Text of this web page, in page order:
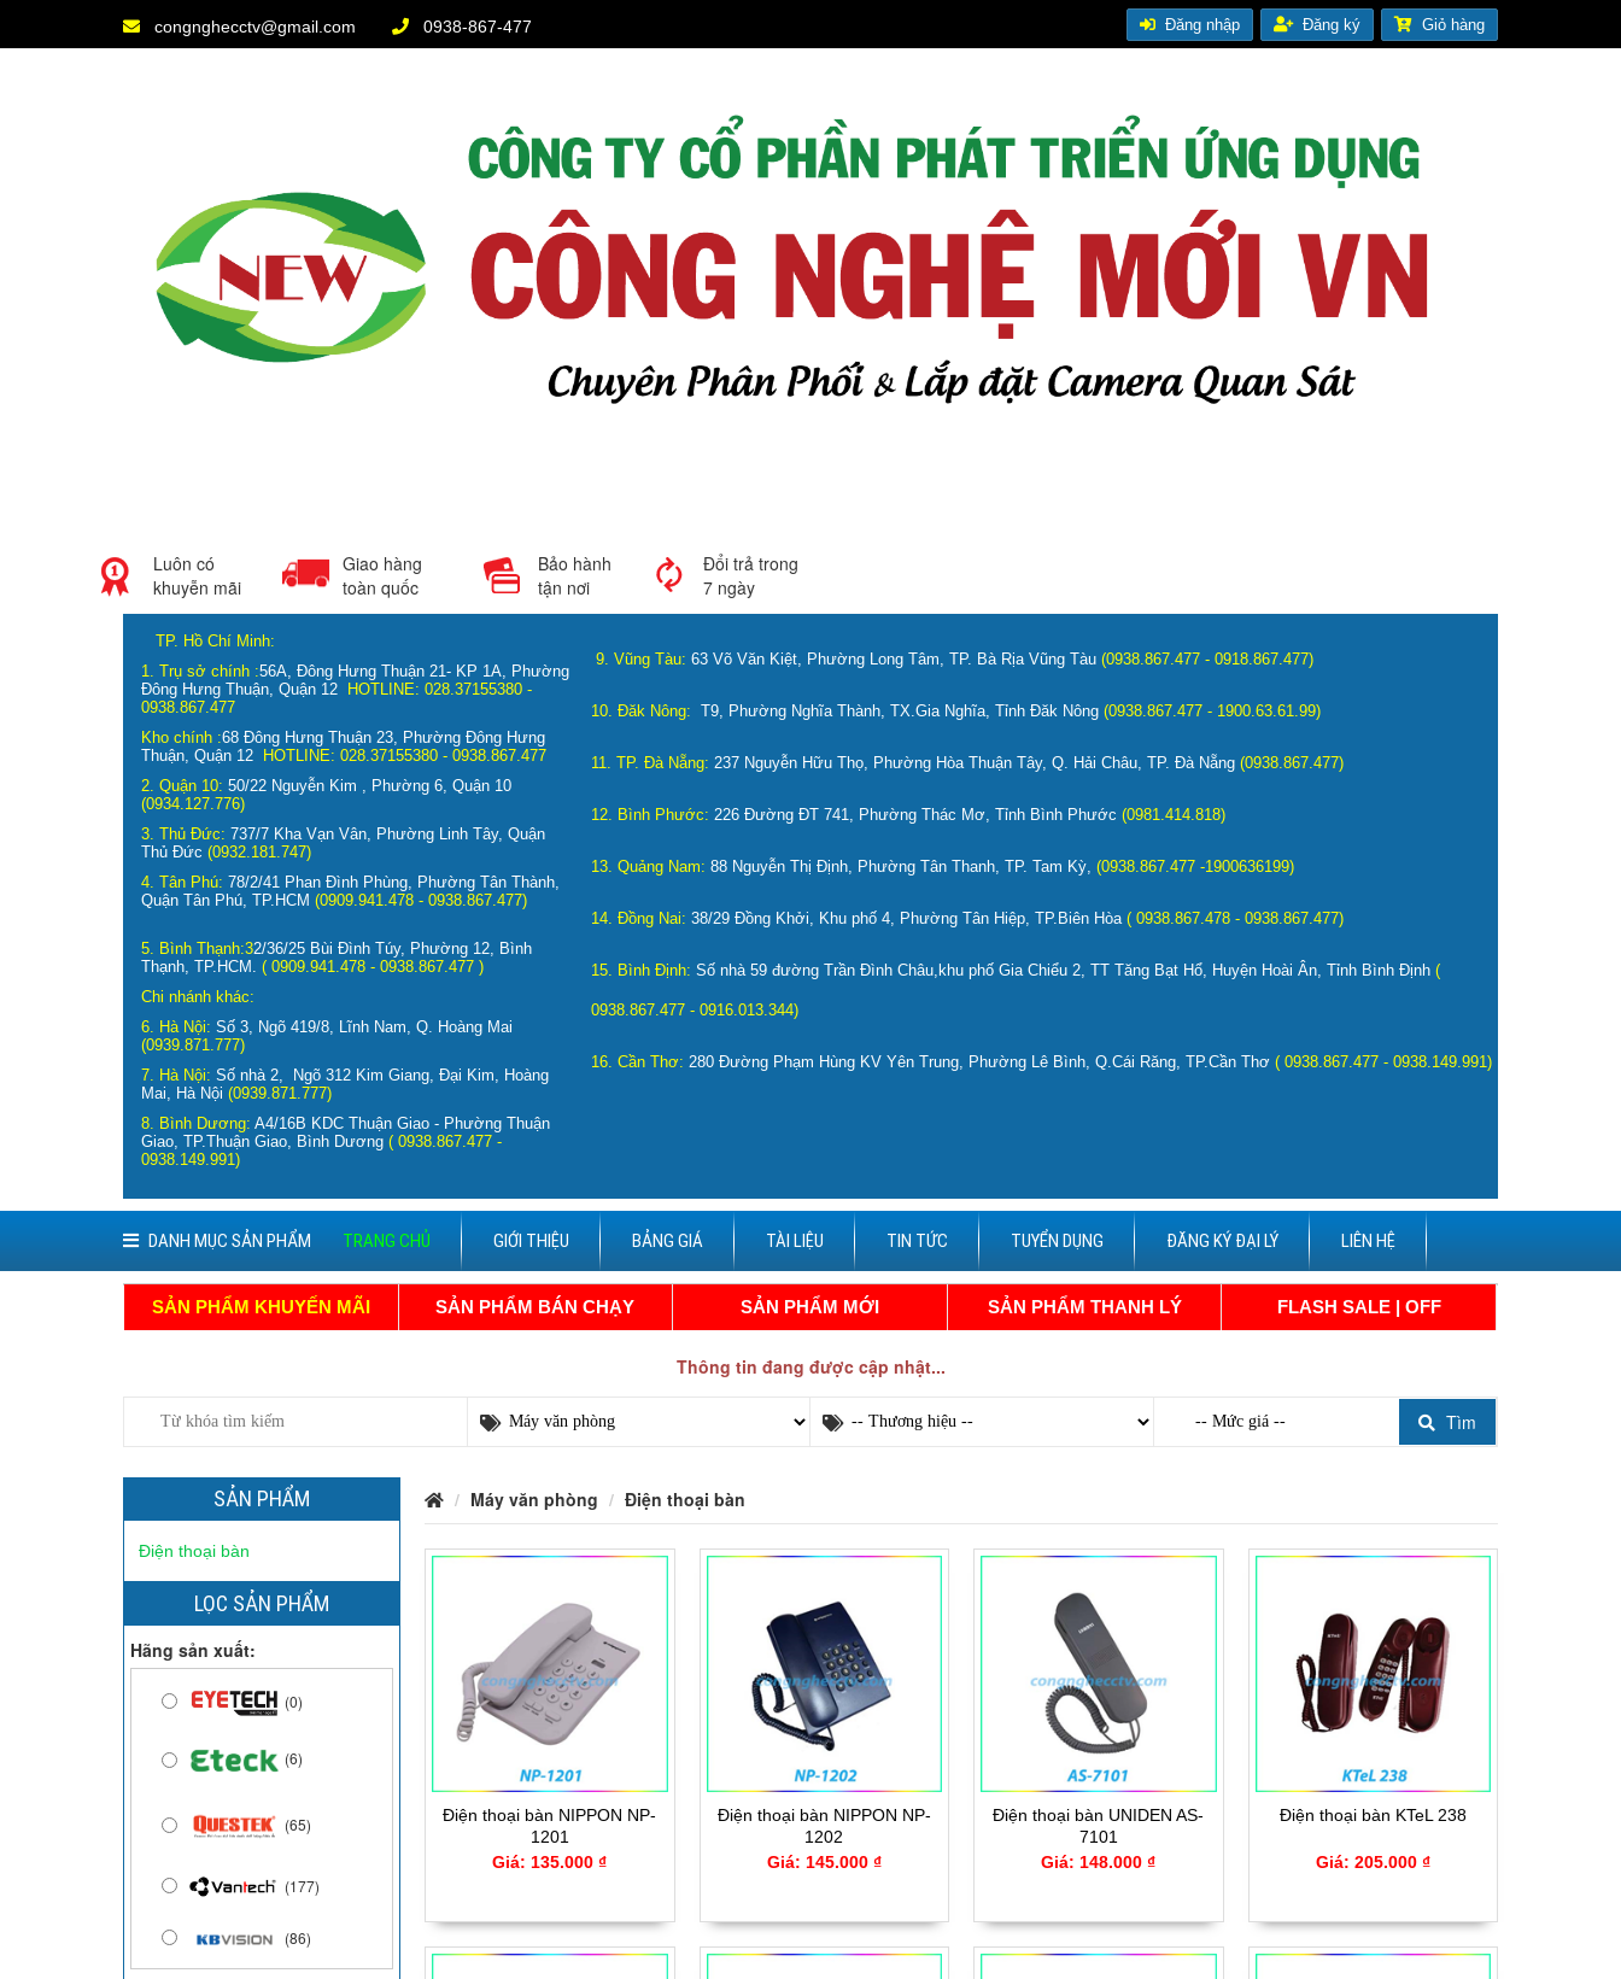
congnghecctv@gmail.com 0938-867-477 Giỏ hàng
Đăng ký
Đăng nhập
Luôn có
khuyễn mãi
Giao hàng
toàn quốc
Bảo hành
tận nơi
Đổi trả trong
7 ngày
TP. Hồ Chí Minh:
1. Trụ sở chính :56A, Đông Hưng Thuận 21- KP 1A, Phường
Đông Hưng Thuận, Quận 12 HOTLINE: 028.37155380 -
0938.867.477
Kho chính :68 Đông Hưng Thuận 23, Phường Đông Hưng
Thuận, Quận 12 HOTLINE: 028.37155380 - 0938.867.477
2. Quận 10: 50/22 Nguyễn Kim , Phường 6, Quận 10
(0934.127.776)
3. Thủ Đức: 737/7 Kha Vạn Vân, Phường Linh Tây, Quận
Thủ Đức (0932.181.747)
4. Tân Phú: 78/2/41 Phan Đình Phùng, Phường Tân Thành,
Quận Tân Phú, TP.HCM (0909.941.478 - 0938.867.477)
5. Bình Thạnh:32/36/25 Bùi Đình Túy, Phường 12, Bình
Thạnh, TP.HCM. ( 0909.941.478 - 0938.867.477 )
Chi nhánh khác:
6. Hà Nội: Số 3, Ngõ 419/8, Lĩnh Nam, Q. Hoàng Mai
(0939.871.777)
7. Hà Nội: Số nhà 2, Ngõ 312 Kim Giang, Đại Kim, Hoàng
Mai, Hà Nội (0939.871.777)
8. Bình Dương: A4/16B KDC Thuận Giao - Phường Thuận
Giao, TP.Thuận Giao, Bình Dương ( 0938.867.477 -
0938.149.991)
9. Vũng Tàu:63 Võ Văn Kiệt, Phường Long Tâm, TP. Bà Rịa Vũng Tàu (0938.867.477 - 0918.867.477)
10. Đăk Nông:T9, Phường Nghĩa Thành, TX.Gia Nghĩa, Tỉnh Đăk Nông (0938.867.477 - 1900.63.61.99)
11. TP. Đà Nẵng:237 Nguyễn Hữu Thọ, Phường Hòa Thuận Tây, Q. Hải Châu, TP. Đà Nẵng (0938.867.477)
12. Bình Phước:226 Đường ĐT 741, Phường Thác Mơ, Tỉnh Bình Phước(0981.414.818)
13. Quảng Nam:88 Nguyễn Thị Định, Phường Tân Thanh, TP. Tam Kỳ, (0938.867.477 -1900636199)
14. Đồng Nai:38/29 Đồng Khởi, Khu phố 4, Phường Tân Hiệp, TP.Biên Hòa( 0938.867.478 - 0938.867.477)
15. Bình Định:Số nhà 59 đường Trần Đình Châu,khu phố Gia Chiểu 2, TT Tăng Bạt Hổ, Huyện Hoài Ân, Tỉnh Bình Định (
0938.867.477 - 0916.013.344)
16. Cần Thơ:280 Đường Phạm Hùng KV Yên Trung, Phường Lê Bình, Q.Cái Răng, TP.Cần Thơ ( 0938.867.477 - 0938.149.991)
DANH MỤC SẢN PHẨM TRANG CHỦ GIỚI THIỆU BẢNG GIÁ TÀI LIỆU TIN TỨC TUYỂN DỤNG ĐĂNG KÝ ĐẠI LÝ LIÊN HỆ
SẢN PHẨM KHUYẾN MÃI SẢN PHẨM BÁN CHẠY SẢN PHẨM MỚI SẢN PHẨM THANH LÝ FLASH SALE | OFF
Thông tin đang được cập nhật...
Tìm
SẢN PHẨM
Điện thoại bàn
LỌC SẢN PHẨM
Hãng sản xuất:
(0)
(6)
(65)
(177)
(86)
Máy văn phòng Điện thoại bàn
Điện thoại bàn NIPPON NP-
1201
Giá: 135.000 ₫
Điện thoại bàn NIPPON NP-
1202
Giá: 145.000 ₫
Điện thoại bàn UNIDEN AS-
7101
Giá: 148.000 ₫
Điện thoại bàn KTeL 238
Giá: 205.000 ₫